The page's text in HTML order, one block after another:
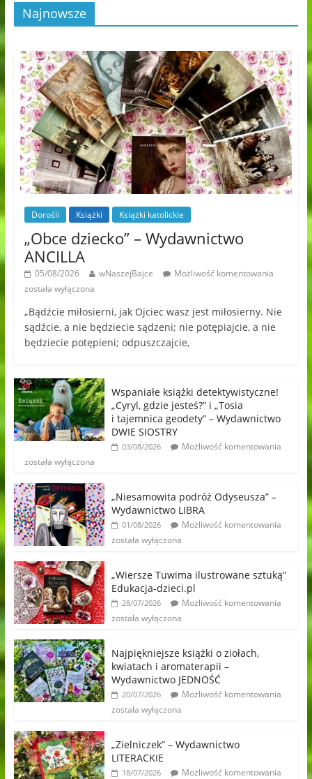
Najnowsze
Dorośli Książki Książki katolickie
„Obce dziecko” – Wydawnictwo
ANCILLA
05/08/2026 wNaszejBajce
Możliwość komentowania
została wyłączona
„Bądźcie miłosierni, jak Ojciec wasz jest miłosierny. Nie
sądźcie, a nie będziecie sądzeni; nie potępiajcie, a nie
będziecie potępieni; odpuszczajcie,
Wspaniałe książki detektywistyczne!
„Cyryl, gdzie jesteś?” i „Tosia
i tajemnica geodety” – Wydawnictwo
DWIE SIOSTRY
03/08/2026
Możliwość komentowania
została wyłączona
„Niesamowita podróż Odyseusza” –
Wydawnictwo LIBRA
01/08/2026
Możliwość komentowania
została wyłączona
„Wiersze Tuwima ilustrowane sztuką”
Edukacja-dzieci.pl
28/07/2026
Możliwość komentowania
została wyłączona
Najpiękniejsze książki o ziołach,
kwiatach i aromaterapii –
Wydawnictwo JEDNOŚĆ
20/07/2026
Możliwość komentowania
została wyłączona
„Zielniczek” – Wydawnictwo
LITERACKIE
18/07/2026
Możliwość komentowania